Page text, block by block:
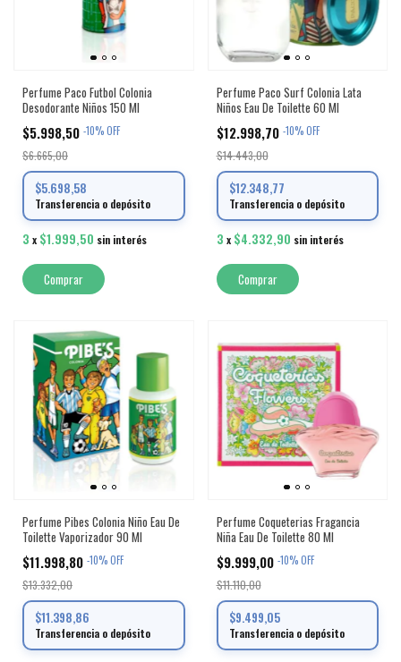
Perfume Paco Futbol Colonia
Desodorante Niños 150 Ml
$5.998,50 -10%OFF
$6.665,00
$5.698,58
Transferencia o depósito
3 x $1.999,50 sin interés
Perfume Paco Surf Colonia Lata
Niños Eau De Toilette 60 Ml
$12.998,70 -10%OFF
$14.443,00
$12.348,77
Transferencia o depósito
3 x $4.332,90 sin interés
Perfume Pibes Colonia Niño Eau De
Toilette Vaporizador 90 Ml
$11.998,80 -10%OFF
$13.332,00
$11.398,86
Transferencia o depósito
Perfume Coqueterias Fragancia
Niña Eau De Toilette 80 Ml
$9.999,00 -10%OFF
$11.110,00
$9.499,05
Transferencia o depósito